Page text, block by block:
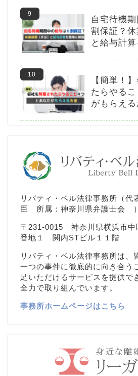
自宅待機
割保証？休
と給与計
【簡単！
たらやる
がもらえる
リバティ・ベル法律事務所（代
臣 所属：神奈川県弁護士会 ）
〒231-0015 神奈川県横浜市中
番地１ 関内STビル１１階
リバティ・ベル法律事務所は、
一つの事件に徹底的に向き合う
足いただけるサービスを提供で
全力で取り組んでいます。
事務所ホームページはこちら